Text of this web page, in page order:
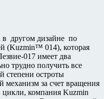
другом дизайне по
(Kuzmin™ 014), которая
017 имеет два
трудно получить все
степени остроты
за счет вращения
цикли, компания Kuzmin